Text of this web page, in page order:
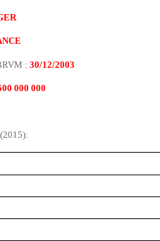
: 30/12/2003
000 000